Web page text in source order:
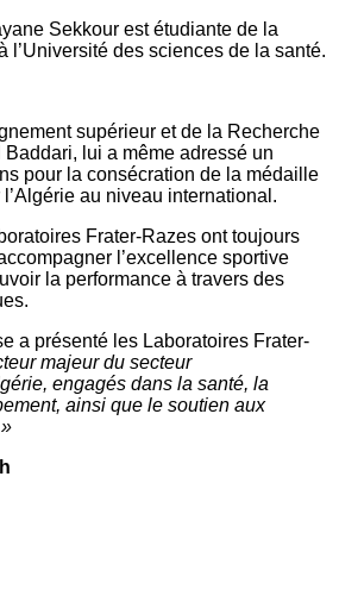
Sekkour est étudiante de la
l’Université des sciences de la santé.
supérieur et de la Recherche
lui a même adressé un
pour la consécration de la médaille
l’Algérie au niveau international.
Frater-Razes ont toujours
l’excellence sportive
la performance à travers des
a présenté les Laboratoires Frater-
majeur du secteur
engagés dans la santé, la
ainsi que le soutien aux